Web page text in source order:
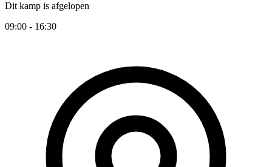
Dit kamp is afgelopen
09:00 - 16:30